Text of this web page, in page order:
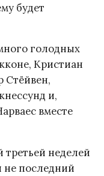
будет
голодных
Кристиан
Стёйвен,
и,
вместе
неделей
не последний